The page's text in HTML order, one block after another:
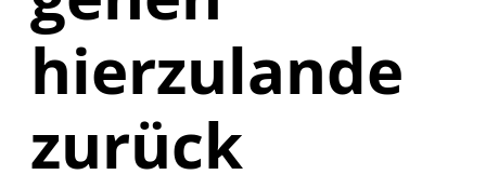
hierzulande
zurück